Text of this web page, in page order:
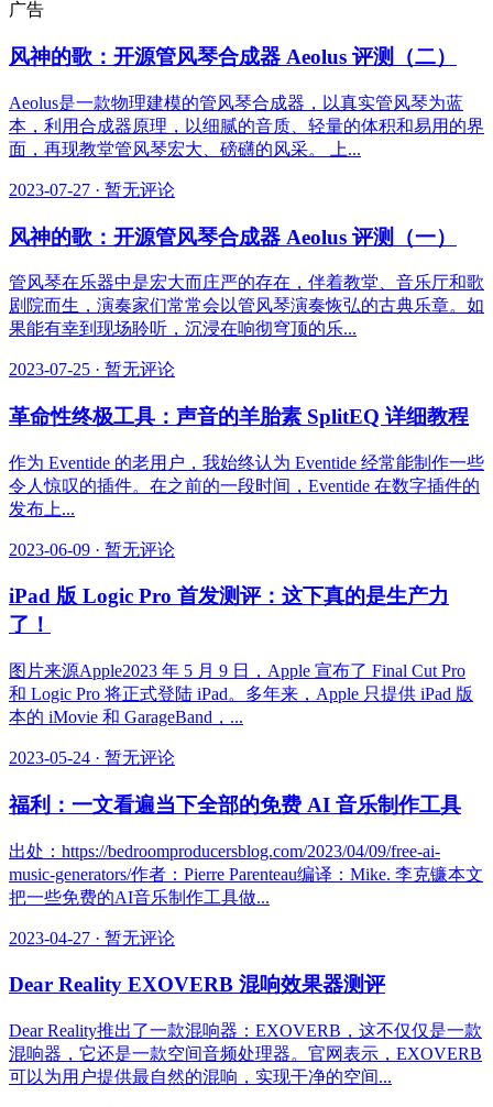
广告
风神的歌：开源管风琴合成器 Aeolus 评测（二）
Aeolus是一款物理建模的管风琴合成器，以真实管风琴为蓝
本，利用合成器原理，以细腻的音质、轻量的体积和易用的界
面，再现教堂管风琴宏大、磅礴的风采。 上...
2023-07-27 · 暂无评论
风神的歌：开源管风琴合成器 Aeolus 评测（一）
管风琴在乐器中是宏大而庄严的存在，伴着教堂、音乐厅和歌
剧院而生，演奏家们常常会以管风琴演奏恢弘的古典乐章。如
果能有幸到现场聆听，沉浸在响彻穹顶的乐...
2023-07-25 · 暂无评论
革命性终极工具：声音的羊胎素 SplitEQ 详细教程
作为 Eventide 的老用户，我始终认为 Eventide 经常能制作一些
令人惊叹的插件。在之前的一段时间，Eventide 在数字插件的
发布上...
2023-06-09 · 暂无评论
iPad 版 Logic Pro 首发测评：这下真的是生产力
了！
图片来源Apple2023 年 5 月 9 日，Apple 宣布了 Final Cut Pro
和 Logic Pro 将正式登陆 iPad。多年来，Apple 只提供 iPad 版
本的 iMovie 和 GarageBand，...
2023-05-24 · 暂无评论
福利：一文看遍当下全部的免费 AI 音乐制作工具
出处：https://bedroomproducersblog.com/2023/04/09/free-ai-
music-generators/作者：Pierre Parenteau编译：Mike. 李克镰本文
把一些免费的AI音乐制作工具做...
2023-04-27 · 暂无评论
Dear Reality EXOVERB 混响效果器测评
Dear Reality推出了一款混响器：EXOVERB，这不仅仅是一款
混响器，它还是一款空间音频处理器。官网表示，EXOVERB
可以为用户提供最自然的混响，实现干净的空间...